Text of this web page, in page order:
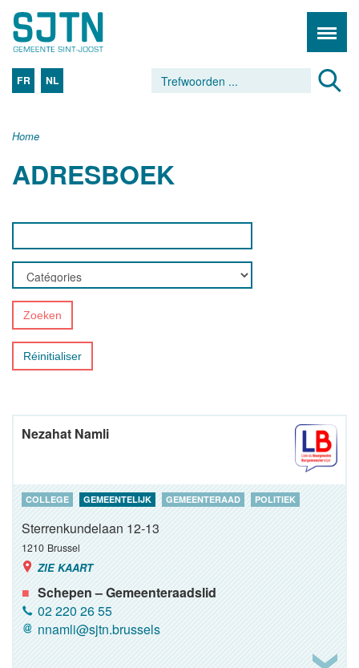
FR NL
Home
ADRESBOEK
Zoeken
Réinitialiser
Nezahat Namli
COLLEGE GEMEENTELIJK GEMEENTERAAD POLITIEK
Sterrenkundelaan 12-13
1210 Brussel
ZIE KAART
Schepen – Gemeenteraadslid
02 220 26 55
nnamli@sjtn.brussels